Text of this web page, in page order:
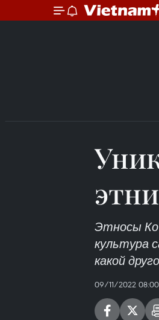
Этносы Ко
культура
какой
09/11/2022 08:00